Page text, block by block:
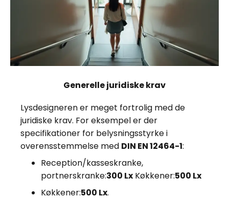
Generelle juridiske krav
Lysdesigneren er meget fortrolig med de
juridiske krav. For eksempel er der
specifikationer for belysningsstyrke i
overensstemmelse med DIN EN 12464-1:
Reception/kasseskranke,
portnerskranke:300 Lx Køkkener:500 Lx
Køkkener:500 Lx.